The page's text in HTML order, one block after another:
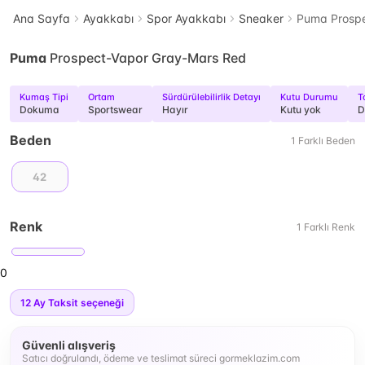
Ana Sayfa Ayakkabı Spor Ayakkabı Sneaker Puma
Puma Prospect-Vapor Gray-Mars Red
Kumaş Tipi
Dokuma
Ortam
Sportswear
Sürdürülebilirlik Detayı
Hayır
Kutu Durumu
Kutu yok
Beden 1 Farklı Beden
42
Renk 1 Farklı Renk
0
12 Ay Taksit seçeneği
Güvenli alışveriş
Satıcı doğrulandı, ödeme ve teslimat süreci gormeklazim.com